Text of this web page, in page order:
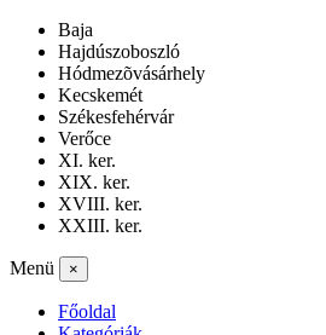
Baja
Hajdúszoboszló
Hódmezõvásárhely
Kecskemét
Székesfehérvár
Verőce
XI. ker.
XIX. ker.
XVIII. ker.
XXIII. ker.
Menü ×
Főoldal